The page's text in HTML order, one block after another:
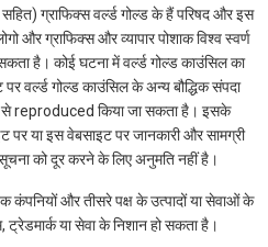
ग्राफिक्स वर्ल्ड गोल्ड के हैं परिषद और इस
और ग्राफिक्स और व्यापार पोशाक विश्व स्वर्ण
है। कोई घटना में वर्ल्ड गोल्ड काउंसिल का
वर्ल्ड गोल्ड काउंसिल के अन्य बौद्धिक संपदा
reproduced किया जा सकता है। इसके
या इस वेबसाइट पर जानकारी और सामग्री
सूचना को दूर करने के लिए अनुमति नहीं है।
कंपनियों और तीसरे पक्ष के उत्पादों या सेवाओं के
ट्रेडमार्क या सेवा के निशान हो सकता है।